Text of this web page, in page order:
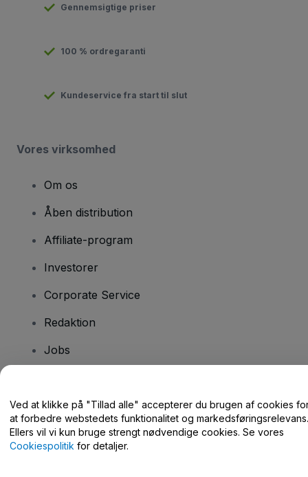
Gennemsigtige priser
100 % ordregaranti
Kundeservice fra start til slut
Vores virksomhed
Om os
Åben distribution
Affiliate-program
Investorer
Corporate Service
Redaktion
Jobs
Har du spørgsmål?
Hjælpecenter / Kontakt os
Ved at klikke på "Tillad alle" accepterer du brugen af cookies
at forbedre webstedets funktionalitet og markedsføringsrelevans.
Ellers vil vi kun bruge strengt nødvendige cookies. Se vores
Cookiespolitik for detaljer.